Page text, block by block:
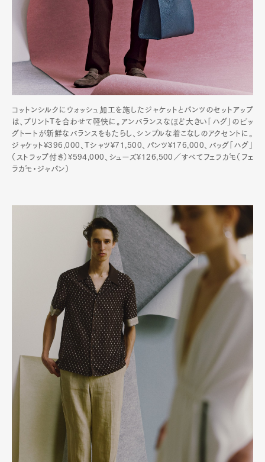
コットンシルクにウォッシュ加工を施したジャケットとパンツのセットアップ
は、プリントTを合わせて軽快に。アンバランスなほど大きい「ハグ」のビッ
グトートが新鮮なバランスをもたらし、シンプルな着こなしのアクセントに。
ジャケット¥396,000、Tシャツ¥71,500、パンツ¥176,000、バッグ「ハグ」
（ストラップ付き）¥594,000、シューズ¥126,500／すべてフェラガモ（フェ
ラガモ・ジャパン）